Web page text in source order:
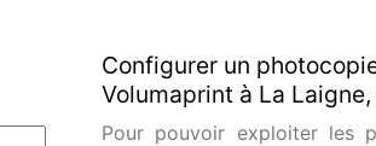
Configurer un
Volumaprint à La Laigne,
Pour pouvoir exploiter les